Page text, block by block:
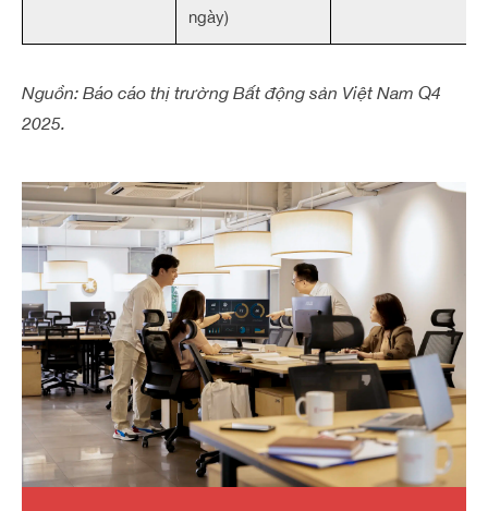
ngày)
Nguồn: Báo cáo thị trường Bất động sản Việt Nam Q4
2025.